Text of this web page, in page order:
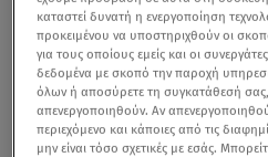
καταστεί δυνατή η ενεργοποίηση
προκειμένου να υποστηριχθούν οι
για τους οποίους εμείς και οι
δεδομένα με σκοπό την παροχή
όλων ή αποσύρετε τη συγκατάθεσή σας,
απενεργοποιηθούν. Αν
περιεχόμενο και κάποιες από τις
μην είναι τόσο σχετικές με εσάς.